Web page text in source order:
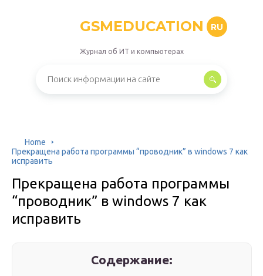
GSMEDUCATION RU
Журнал об ИТ и компьютерах
Home
Прекращена работа программы “проводник” в windows 7 как
исправить
Прекращена работа программы
“проводник” в windows 7 как
исправить
Содержание: